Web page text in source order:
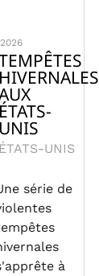
2026
ÉTATS-
UNIS
ÉTATS-UNIS
série de
à